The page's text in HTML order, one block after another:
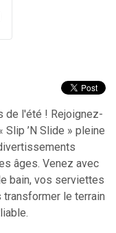
de l'été ! Rejoignez-
Slip ’N Slide » pleine
âges. Venez avec
bain, vos serviettes
le terrain